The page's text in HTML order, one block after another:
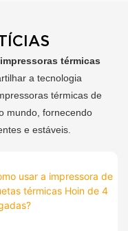
térmicas
a tecnologia
térmicas de
mundo, fornecendo
e estáveis.